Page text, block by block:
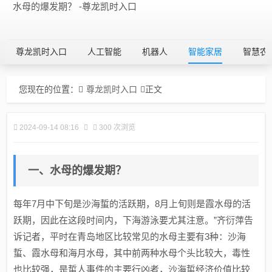
水母的爆发期？ -尊龙凯时入口
尊龙凯时入口 人工智能 机器人 智能家居 智慧农
您现在的位置： 尊龙凯时入口 正文
2024-09-14 08:16 300 次浏览
一、水母的爆发期？
每年7月中下旬是沙海蜇的活跃期，8月上旬则是霞水母的活
跃期，因此在这段时间内，下海游泳要尤其注意。”齐衍萍告
诉记者，平时在青岛地区比较常见的水母主要有3种：沙海
蜇、霞水母和海月水母，其中前两种水母个头比较大，毒性
也比较强，是蜇人事件的主要行凶者，沙海蜇经济价值比较